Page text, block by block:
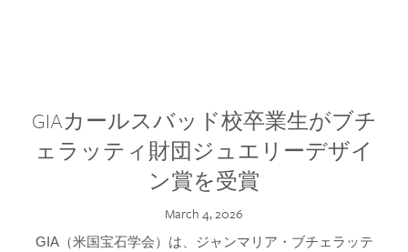
GIAカールスバッド校卒業生がブチ
ェラッティ財団ジュエリーデザイ
ン賞を受賞
March 4, 2026
GIA（米国宝石学会）は、ジャンマリア・ブチェラッテ